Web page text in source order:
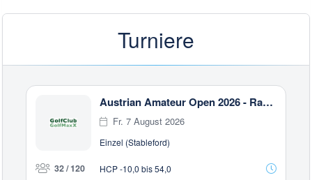
Turniere
Austrian Amateur Open 2026 - Race to Malaysia
Fr. 7 August 2026
Einzel (Stableford)
32 / 120 HCP -10,0 bis 54,0